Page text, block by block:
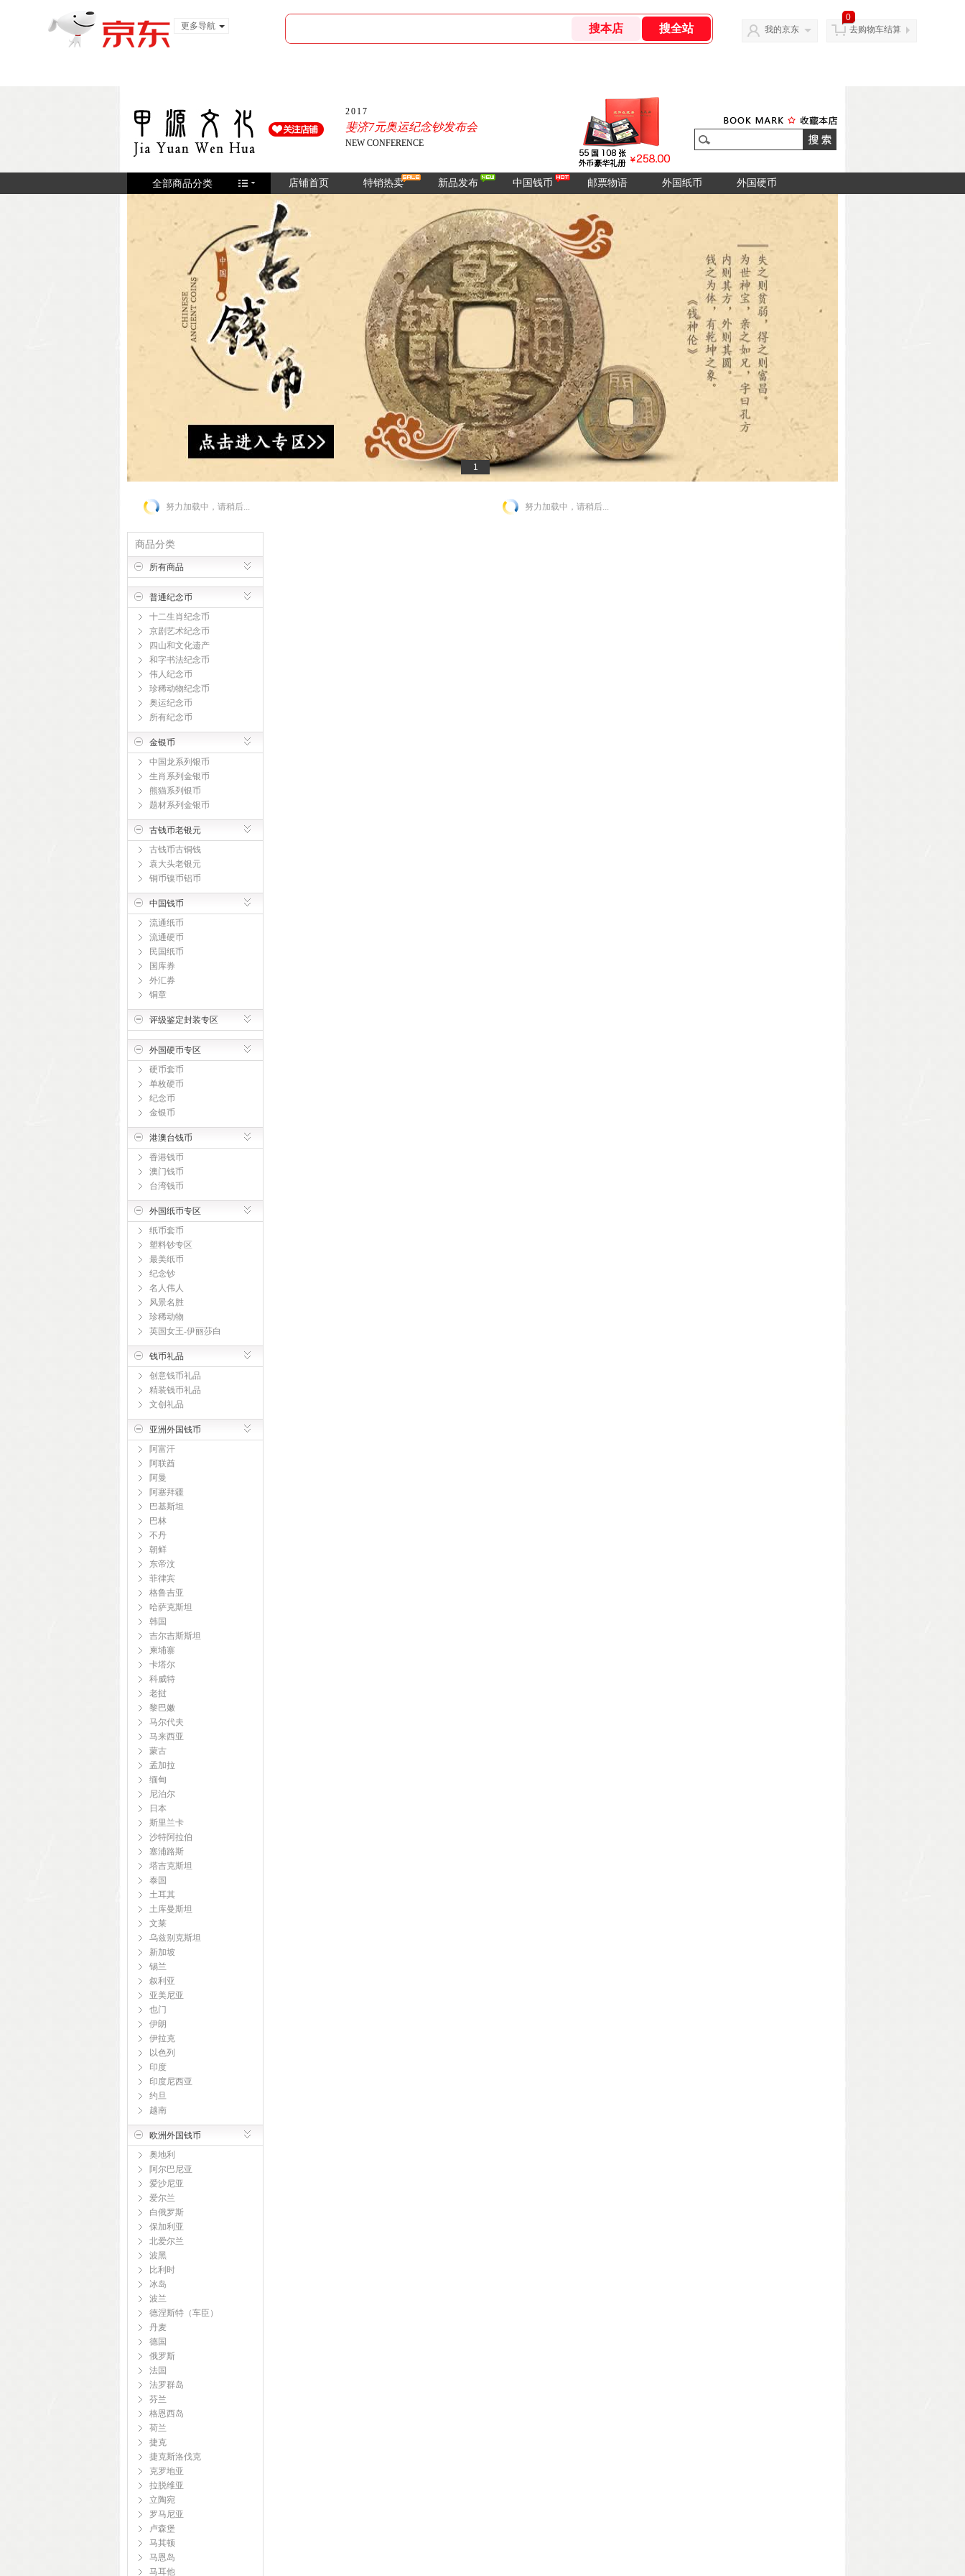
更多导航
我的京东
0
去购物车结算
2017
斐济7元奥运纪念钞发布会
NEW CONFERENCE
全部商品分类 店铺首页 特销热卖 新品发布 中国钱币 邮票物语 外国纸币 外国硬币
1
努力加载中，请稍后...
商品分类
所有商品
普通纪念币
十二生肖纪念币
京剧艺术纪念币
四山和文化遗产
和字书法纪念币
伟人纪念币
珍稀动物纪念币
奥运纪念币
所有纪念币
金银币
中国龙系列银币
生肖系列金银币
熊猫系列银币
题材系列金银币
古钱币老银元
古钱币古铜钱
袁大头老银元
铜币镍币铝币
中国钱币
流通纸币
流通硬币
民国纸币
国库券
外汇券
铜章
评级鉴定封装专区
外国硬币专区
硬币套币
单枚硬币
纪念币
金银币
港澳台钱币
香港钱币
澳门钱币
台湾钱币
外国纸币专区
纸币套币
塑料钞专区
最美纸币
纪念钞
名人伟人
风景名胜
珍稀动物
英国女王-伊丽莎白
钱币礼品
创意钱币礼品
精装钱币礼品
文创礼品
亚洲外国钱币
阿富汗
阿联酋
阿曼
阿塞拜疆
巴基斯坦
巴林
不丹
朝鲜
东帝汶
菲律宾
格鲁吉亚
哈萨克斯坦
韩国
吉尔吉斯斯坦
柬埔寨
卡塔尔
科威特
老挝
黎巴嫩
马尔代夫
马来西亚
蒙古
孟加拉
缅甸
尼泊尔
日本
斯里兰卡
沙特阿拉伯
塞浦路斯
塔吉克斯坦
泰国
土耳其
土库曼斯坦
文莱
乌兹别克斯坦
新加坡
锡兰
叙利亚
亚美尼亚
也门
伊朗
伊拉克
以色列
印度
印度尼西亚
约旦
越南
欧洲外国钱币
奥地利
阿尔巴尼亚
爱沙尼亚
爱尔兰
白俄罗斯
保加利亚
北爱尔兰
波黑
比利时
冰岛
波兰
德涅斯特（车臣）
丹麦
德国
俄罗斯
法国
法罗群岛
芬兰
格恩西岛
荷兰
捷克
捷克斯洛伐克
克罗地亚
拉脱维亚
立陶宛
罗马尼亚
卢森堡
马其顿
马恩岛
马耳他
努力加载中，请稍后...